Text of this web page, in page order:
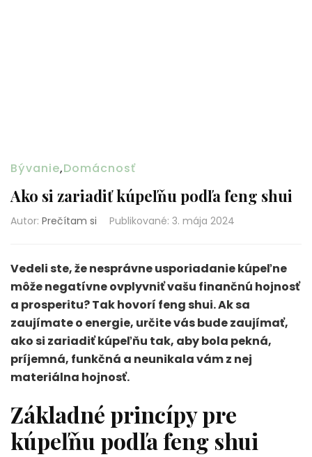
Bývanie,Domácnosť
Ako si zariadiť kúpeľňu podľa feng shui
Autor: Prečítam si Publikované: 3. mája 2024
Vedeli ste, že nesprávne usporiadanie kúpeľne
môže negatívne ovplyvniť vašu finančnú hojnosť
a prosperitu? Tak hovorí feng shui. Ak sa
zaujímate o energie, určite vás bude zaujímať,
ako si zariadiť kúpeľňu tak, aby bola pekná,
príjemná, funkčná a neunikala vám z nej
materiálna hojnosť.
Základné princípy pre
kúpeľňu podľa feng shui